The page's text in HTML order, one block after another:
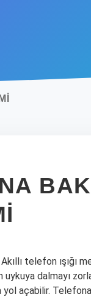
telefon ışığı
dalmayı
açabilir.